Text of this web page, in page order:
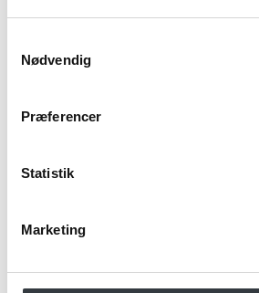
Nødvendig
Præferencer
Statistik
Marketing
Email*
Jeg bekræfter at have læst